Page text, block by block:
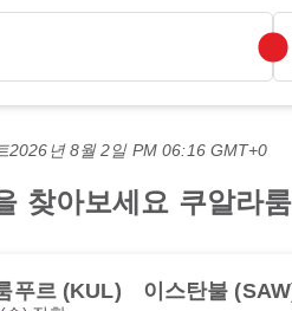
2026년 8월 2일 PM 06:16 GMT+0
찾아보세요 쿠알라
푸르 (KUL) 이스탄불